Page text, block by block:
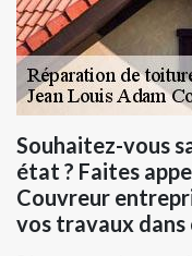
Souhaitez-vous
état ? Faites
Couvreur
vos travaux dans